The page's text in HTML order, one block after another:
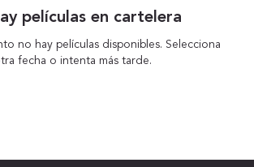
películas en cartelera
no hay películas disponibles. Selecciona
fecha o intenta más tarde.